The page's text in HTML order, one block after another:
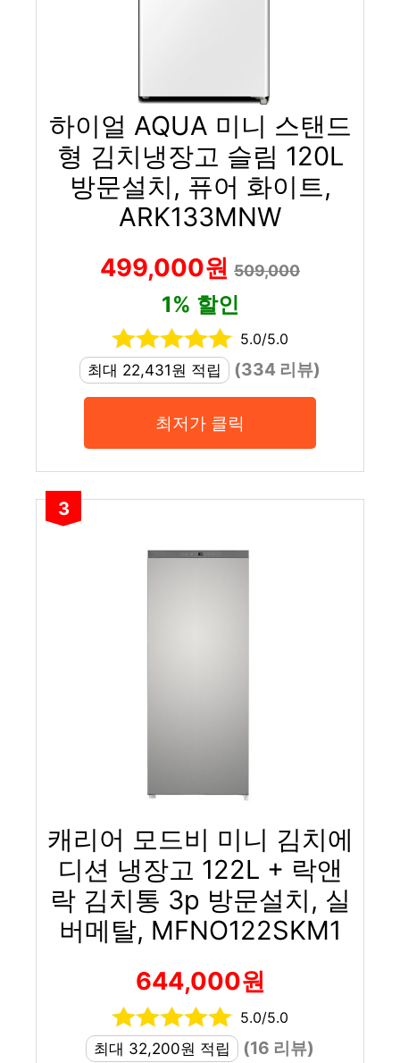
하이얼 AQUA 미니 스탠드
형 김치냉장고 슬림 120L
방문설치, 퓨어 화이트,
ARK133MNW
499,000원 509,000
1% 할인
5.0/5.0
최대 22,431원 적립
(334 리뷰)
최저가 클릭
3
캐리어 모드비 미니 김치에
디션 냉장고 122L + 락앤
락 김치통 3p 방문설치, 실
버메탈, MFNO122SKM1
644,000원
5.0/5.0
최대 32,200원 적립
(16 리뷰)